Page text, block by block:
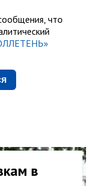
что
в